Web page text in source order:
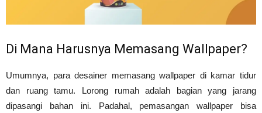
Di Mana Harusnya Memasang Wallpaper?
Umumnya, para desainer memasang wallpaper di kamar tidur
dan ruang tamu. Lorong rumah adalah bagian yang jarang
dipasangi bahan ini. Padahal, pemasangan wallpaper bisa